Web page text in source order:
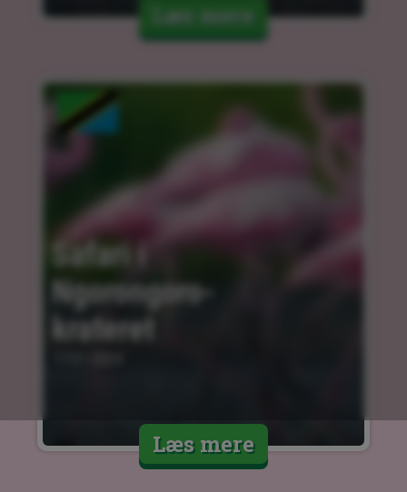
Læs mere
Safari i
Ngorongoro-
krateret
Læs mere